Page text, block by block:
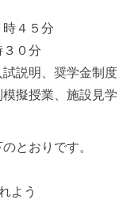
４５分
０分
説明、奨学金制度
擬授業、施設見学
とおりです。
よう